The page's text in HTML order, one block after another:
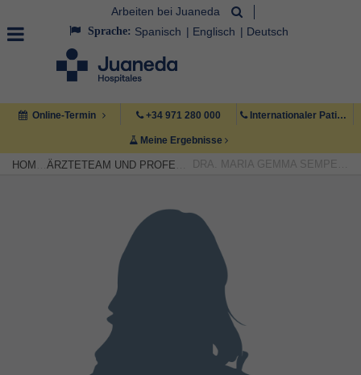
Arbeiten bei Juaneda
Sprache: Spanisch Englisch Deutsch
Online-Termin +34 971 280 000 Internationaler Patient +34 971 222 222
Meine Ergebnisse
HOME ÄRZTETEAM UND PROFESSIONELLE DRA. MARIA GEMMA SEMPERE CAMPELLO